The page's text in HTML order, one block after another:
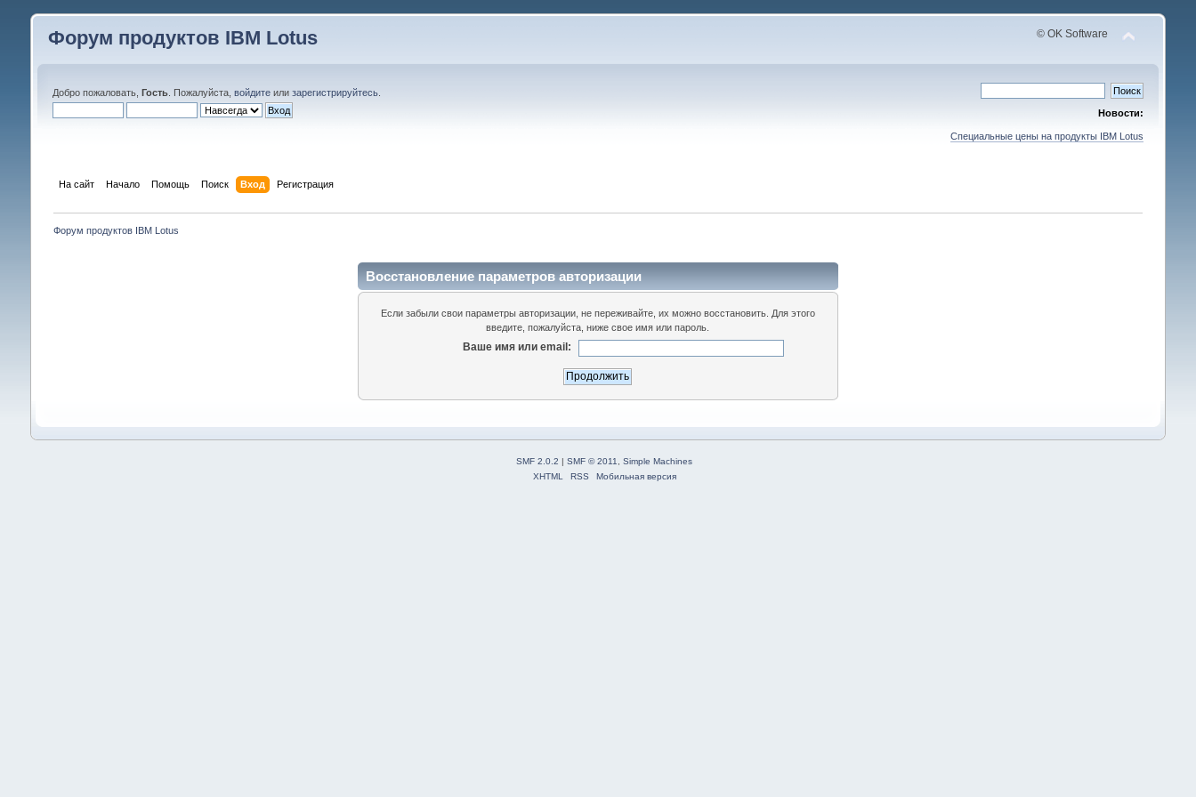
Форум продуктов IBM Lotus © OK Software
Добро пожаловать, Гость. Пожалуйста, войдитеили зарегистрируйтесь.
Новости:
Специальные цены на продукты IBM Lotus
На сайт Начало Помощь Поиск Вход Регистрация
Форум продуктов IBM Lotus
Восстановление параметров авторизации
Если забыли свои параметры авторизации, не переживайте, их можно восстановить. Для этого
введите, пожалуйста, ниже свое имя или пароль.
Ваше имя или email:
SMF 2.0.2 |SMF © 2011 ,Simple Machines
XHTML
RSS Мобильная версия